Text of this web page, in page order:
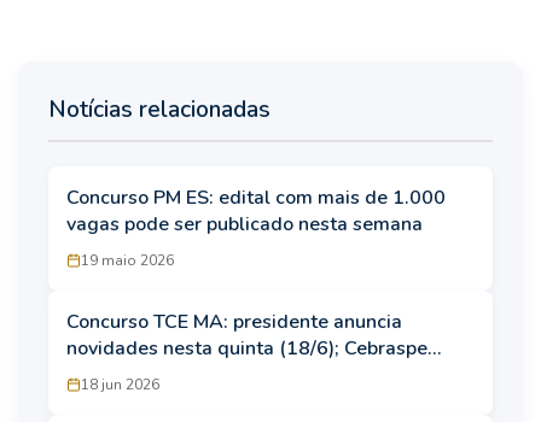
Notícias relacionadas
Concurso PM ES: edital com mais de 1.000
vagas pode ser publicado nesta semana
19 maio 2026
Concurso TCE MA: presidente anuncia
novidades nesta quinta (18/6); Cebraspe
organiza!
18 jun 2026